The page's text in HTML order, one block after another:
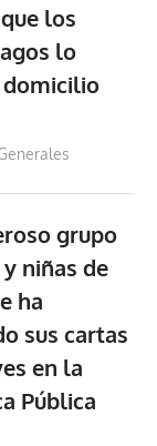
los
lo
grupo
niñas de
ha
sus cartas
en la
Pública